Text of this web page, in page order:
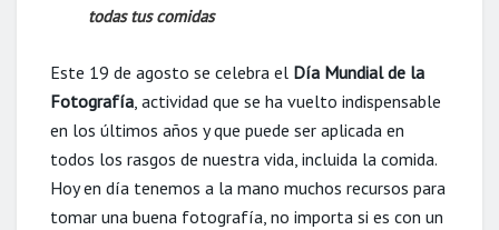
todas tus comidas
Este 19 de agosto se celebra el Día Mundial de la
Fotografía, actividad que se ha vuelto indispensable
en los últimos años y que puede ser aplicada en
todos los rasgos de nuestra vida, incluida la comida.
Hoy en día tenemos a la mano muchos recursos para
tomar una buena fotografía, no importa si es con un